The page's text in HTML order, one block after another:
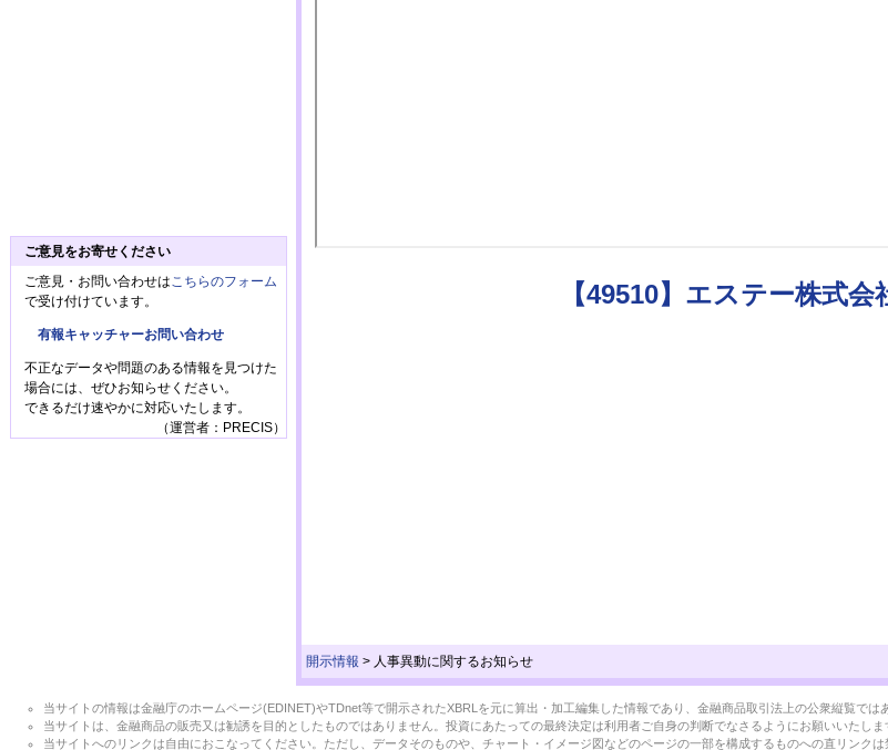
【49510】エステー株式
開示情報 > 人事異動に関するお知らせ
ご意見をお寄せください
ご意見・お問い合わせは こちらのフォーム
で受け付けています。
有報キャッチャーお問い合わせ
不正なデータや問題のある情報を見つけた
場合には、ぜひお知らせください。
できるだけ速やかに対応いたします。
（運営者：PRECIS）
当サイトの情報は金融庁のホームページ(EDINET)やTDnet等で開示されたXBRLを元に算出・加工編集した情報であり、金融商品取引法上の公衆縦覧では
当サイトは、金融商品の販売又は勧誘を目的としたものではありません。投資にあたっての最終決定は利用者ご自身の判断でなさるようにお願いいたし
当サイトへのリンクは自由におこなってください。ただし、データそのものや、チャート・イメージ図などのページの一部を構成するものへの直リンクは